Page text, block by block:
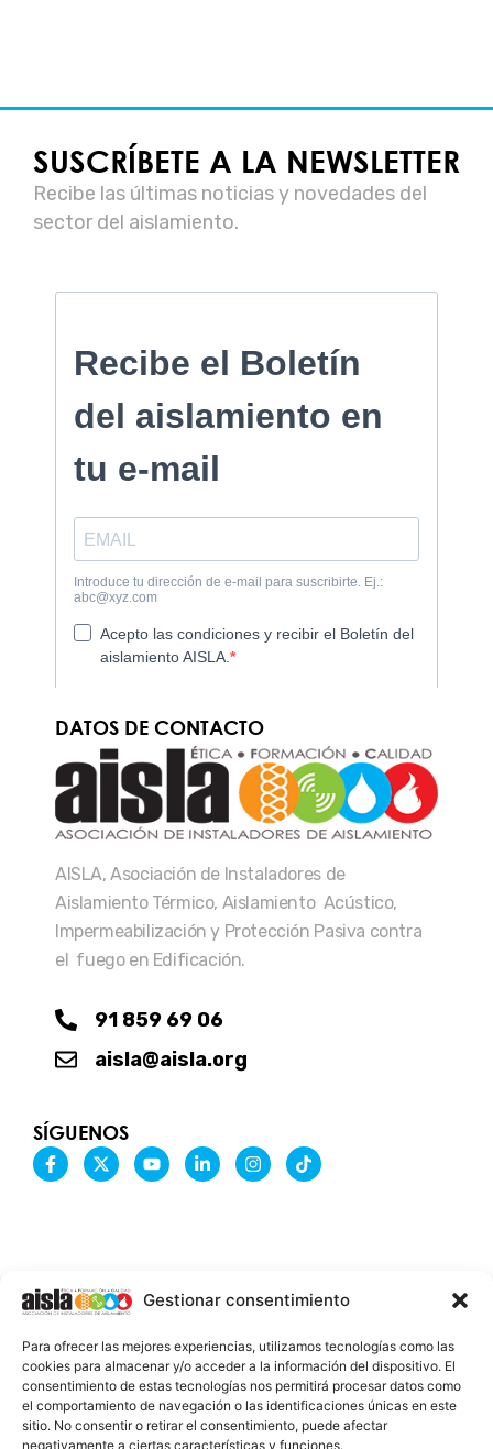
Gestionar consentimiento
Para ofrecer las mejores experiencias, utilizamos tecnologías como las
cookies para almacenar y/o acceder a la información del dispositivo. El
consentimiento de estas tecnologías nos permitirá procesar datos como
el comportamiento de navegación o las identificaciones únicas en este
sitio. No consentir o retirar el consentimiento, puede afectar
negativamente a ciertas características y funciones.
SUSCRÍBETE A LA NEWSLETTER
Recibe las últimas noticias y novedades del
sector del aislamiento.
DATOS DE CONTACTO
AISLA, Asociación de Instaladores de
Aislamiento Térmico, Aislamiento Acústico,
Impermeabilización y Protección Pasiva contra
el fuego en Edificación.
91 859 69 06
aisla@aisla.org
SÍGUENOS
F
a
c
-
f
X
-
t
r
Y
o
u
L
i
n
-
i
I
n
s
m
T
i
k
AVISO LEGAL
PROTECCIÓN DE DATOS
POLÍTICA DE COOKIES